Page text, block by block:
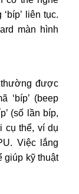
liên tục.
màn hình
thường được
‘bíp’ (beep
(số lần bíp,
cụ thể, ví dụ
Việc lắng
giúp kỹ thuật